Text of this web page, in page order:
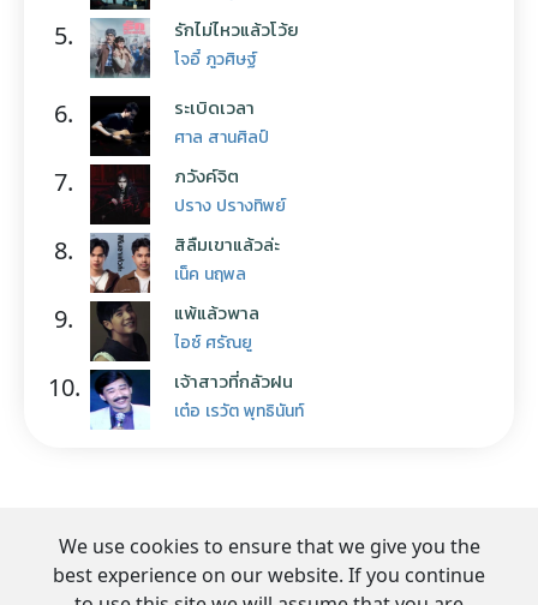
5. รักไม่ไหวแล้วโว้ย
โจอี้ ภูวศิษฐ์
6. ระเบิดเวลา
ศาล สานศิลป์
7. ภวังค์จิต
ปราง ปรางทิพย์
8. สิลืมเขาแล้วล่ะ
เน็ค นฤพล
9. แพ้แล้วพาล
ไอซ์ ศรัณยู
10. เจ้าสาวที่กลัวฝน
เต๋อ เรวัต พุทธินันท์
We use cookies to ensure that we give you the
best experience on our website. If you continue